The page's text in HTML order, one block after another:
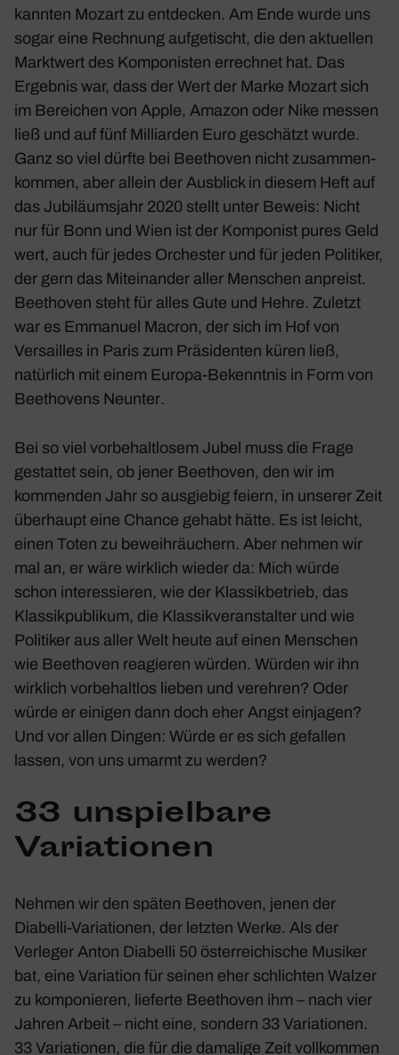
kannten Mozart zu entde­cken. Am Ende wurde uns
sogar eine Rech­nung aufge­tischt, die den aktu­ellen
Markt­wert des Kompo­nisten errechnet hat. Das
Ergebnis war, dass der Wert der Marke Mozart sich
im Berei­chen von Apple, Amazon oder Nike messen
ließ und auf fünf Milli­arden Euro geschätzt wurde.
Ganz so viel dürfte bei Beet­hoven nicht zusam­men­
kommen, aber allein der Ausblick in diesem Heft auf
das Jubi­lä­ums­jahr 2020 stellt unter Beweis: Nicht
nur für Bonn und Wien ist der Kompo­nist pures Geld
wert, auch für jedes Orchester und für jeden Poli­tiker,
der gern das Mitein­ander aller Menschen anpreist.
Beet­hoven steht für alles Gute und Hehre. Zuletzt
war es Emma­nuel Macron, der sich im Hof von
Versailles in Paris zum Präsi­denten küren ließ,
natür­lich mit einem Europa-Bekenntnis in Form von
Beet­ho­vens Neunter.
Bei so viel vorbe­halt­losem Jubel muss die Frage
gestattet sein, ob jener Beet­hoven, den wir im
kommenden Jahr so ausgiebig feiern, in unserer Zeit
über­haupt eine Chance gehabt hätte. Es ist leicht,
einen Toten zu beweih­räu­chern. Aber nehmen wir
mal an, er wäre wirk­lich wieder da: Mich würde
schon inter­es­sieren, wie der Klas­sik­be­trieb, das
Klas­sik­pu­blikum, die Klas­sik­ver­an­stalter und wie
Poli­tiker aus aller Welt heute auf einen Menschen
wie Beet­hoven reagieren würden. Würden wir ihn
wirk­lich vorbe­haltlos lieben und verehren? Oder
würde er einigen dann doch eher Angst einjagen?
Und vor allen Dingen: Würde er es sich gefallen
lassen, von uns umarmt zu werden?
33 unspiel­bare
Varia­tionen
Nehmen wir den späten Beet­hoven, jenen der
Diabelli-Varia­tionen, der letzten Werke. Als der
Verleger Anton Diabelli 50 öster­rei­chi­sche Musiker
bat, eine Varia­tion für seinen eher schlichten Walzer
zu kompo­nieren, lieferte Beet­hoven ihm – nach vier
Jahren Arbeit – nicht eine, sondern 33 Varia­tionen.
33 Varia­tionen, die für die dama­lige Zeit voll­kommen